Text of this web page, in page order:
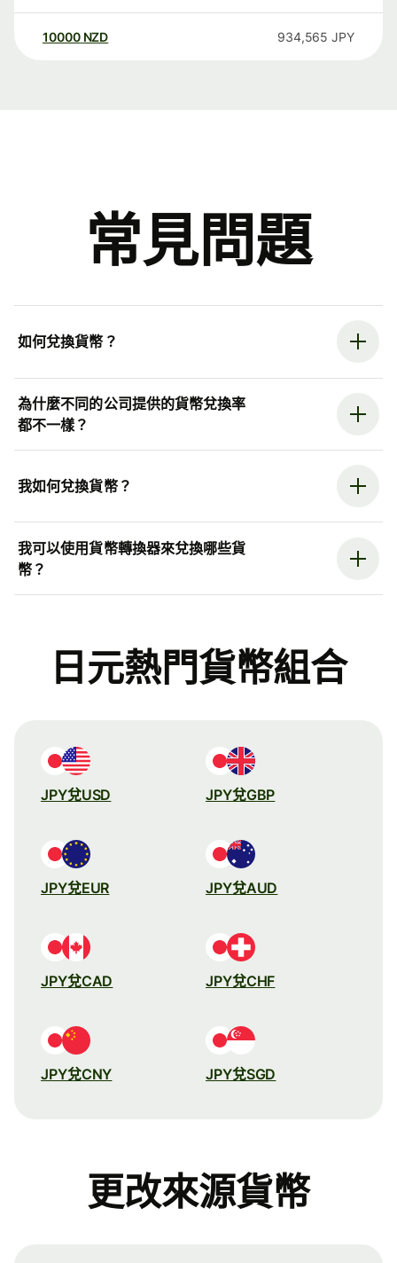
10000 NZD 934,565 JPY
常見問題
如何兌換貨幣？
為什麼不同的公司提供的貨幣兌換率
都不一樣？
我如何兌換貨幣？
我可以使用貨幣轉換器來兌換哪些貨
幣？
日元熱門貨幣組合
JPY兌USD JPY兌GBP
JPY兌EUR JPY兌AUD
JPY兌CAD JPY兌CHF
JPY兌CNY JPY兌SGD
更改來源貨幣